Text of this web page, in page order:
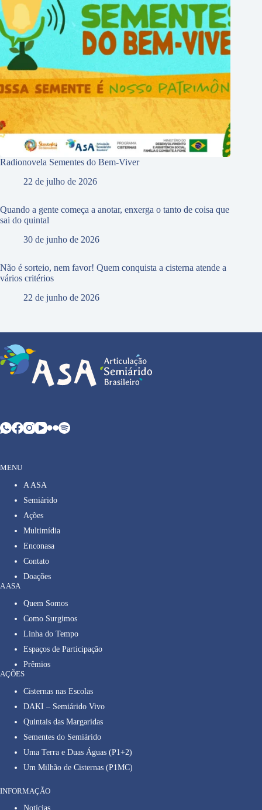
Radionovela Sementes do Bem-Viver
22 de julho de 2026
Quando a gente começa a anotar, enxerga o tanto de coisa que
sai do quintal
30 de junho de 2026
Não é sorteio, nem favor! Quem conquista a cisterna atende a
vários critérios
22 de junho de 2026
MENU
A ASA
Semiárido
Ações
Multimídia
Enconasa
Contato
Doações
A ASA
Quem Somos
Como Surgimos
Linha do Tempo
Espaços de Participação
Prêmios
AÇÕES
Cisternas nas Escolas
DAKI – Semiárido Vivo
Quintais das Margaridas
Sementes do Semiárido
Uma Terra e Duas Águas (P1+2)
Um Milhão de Cisternas (P1MC)
INFORMAÇÃO
Notícias